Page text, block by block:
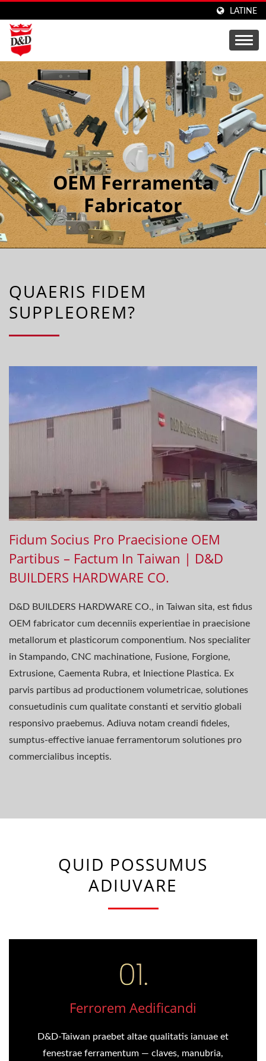
LATINE
OEM Ferramenta
Fabricator
QUAERIS FIDEM
SUPPLEOREM?
Fidum Socius Pro Praecisione OEM
Partibus – Factum In Taiwan | D&D
BUILDERS HARDWARE CO.
D&D BUILDERS HARDWARE CO., in Taiwan sita, est fidus
OEM fabricator cum decenniis experientiae in praecisione
metallorum et plasticorum componentium. Nos specialiter
in Stampando, CNC machinatione, Fusione, Forgione,
Extrusione, Caementa Rubra, et Iniectione Plastica. Ex
parvis partibus ad productionem volumetricae, solutiones
consuetudinis cum qualitate constanti et servitio globali
responsivo praebemus. Adiuva notam creandi fideles,
sumptus-effective ianuae ferramentorum solutiones pro
commercialibus inceptis.
QUID POSSUMUS
ADIUVARE
Ferrorem Aedificandi
D&D-Taiwan praebet altae qualitatis ianuae et
fenestrae ferramentum — claves, manubria,